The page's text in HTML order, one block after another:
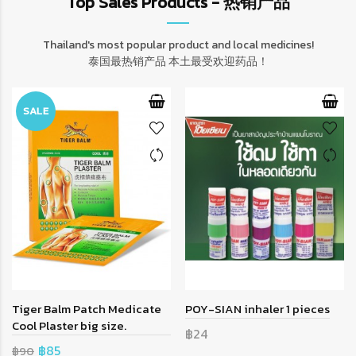
Thailand's most popular product and local medicines!
泰国最热销产品 本土最受欢迎药品！
SALE
Tiger Balm Patch Medicate
Cool Plaster big size.
฿90 ฿85
POY-SIAN inhaler 1 pieces
฿24